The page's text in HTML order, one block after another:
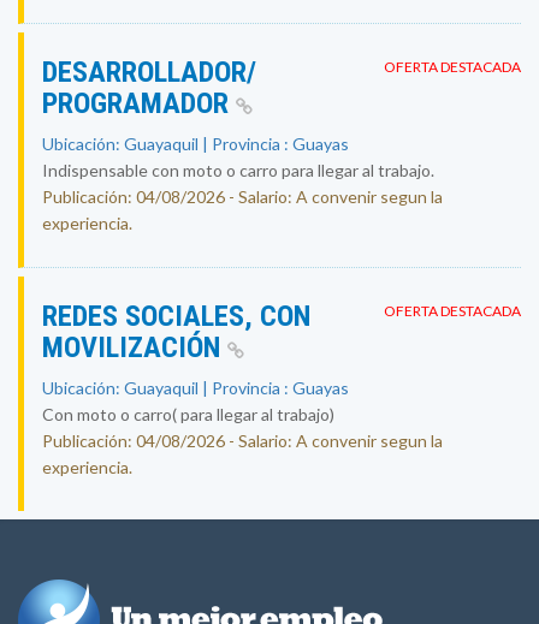
OFERTA DESTACADA
DESARROLLADOR/
PROGRAMADOR
Ubicación: Guayaquil | Provincia : Guayas
Indispensable con moto o carro para llegar al trabajo.
Publicación: 04/08/2026 - Salario: A convenir segun la
experiencia.
OFERTA DESTACADA
REDES SOCIALES, CON
MOVILIZACIÓN
Ubicación: Guayaquil | Provincia : Guayas
Con moto o carro( para llegar al trabajo)
Publicación: 04/08/2026 - Salario: A convenir segun la
experiencia.